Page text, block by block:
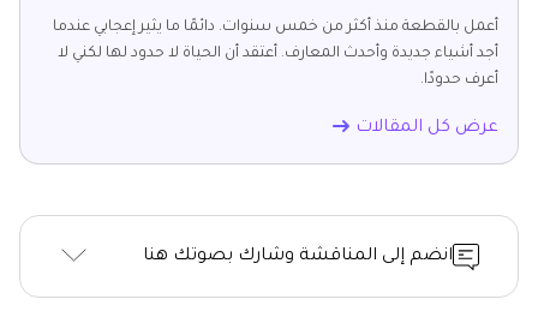
أعمل بالقطعة منذ أكثر من خمس سنوات. دائمًا ما يثير إعجابي عندما
أجد أشياء جديدة وأحدث المعارف. أعتقد أن الحياة لا حدود لها لكني لا
أعرف حدودًا.
عرض كل المقالات
انضم إلى المناقشة وشارك بصوتك هنا